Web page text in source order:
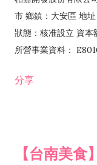
市 鄉鎮：大安區 地
狀態：核准設立 資
所營事業資料：
發業 H703090 不動
分享
【台南美食